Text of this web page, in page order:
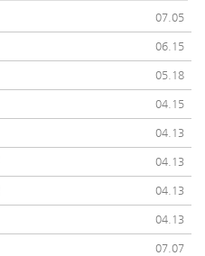
07.05
06.15
05.18
04.15
04.13
04.13
04.13
04.13
07.07